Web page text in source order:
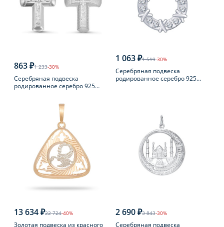
863 ₽1 233-30%
Серебряная подвеска
родированное серебро 925
1 063 ₽1 519-30%
Серебряная подвеска
родированное серебро 925
13 634 ₽22 724-40%
Золотая подвеска из красного
2 690 ₽3 843-30%
Серебряная подвеска